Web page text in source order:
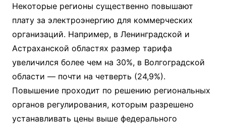
Некоторые регионы существенно повышают
плату за электроэнергию для коммерческих
организаций. Например, в Ленинградской и
Астраханской областях размер тарифа
увеличился более чем на 30%, в Волгоградской
области — почти на четверть (24,9%).
Повышение проходит по решению региональных
органов регулирования, которым разрешено
устанавливать цены выше федерального